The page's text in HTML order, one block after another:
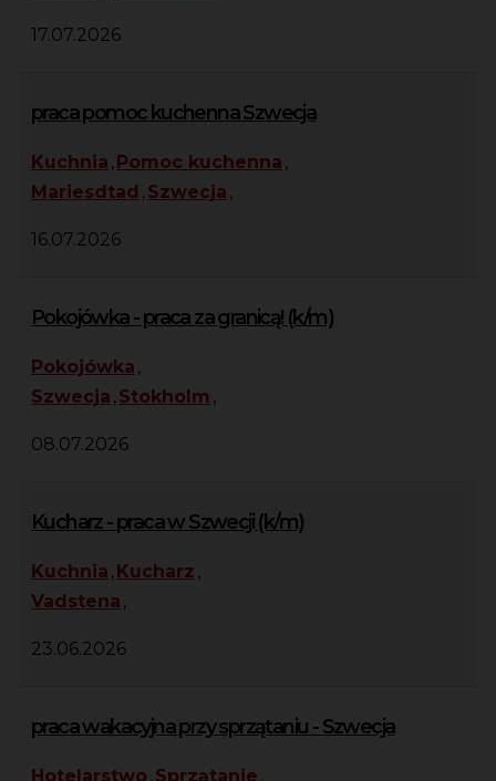
17.07.2026
praca pomoc kuchenna Szwecja
Kuchnia , Pomoc kuchenna ,
Mariesdtad ,Szwecja ,
16.07.2026
Pokojówka - praca za granicą! (k/m)
Pokojówka ,
Szwecja ,Stokholm ,
08.07.2026
Kucharz - praca w Szwecji (k/m)
Kuchnia , Kucharz ,
Vadstena ,
23.06.2026
praca wakacyjna przy sprzątaniu - Szwecja
Hotelarstwo , Sprzątanie ,